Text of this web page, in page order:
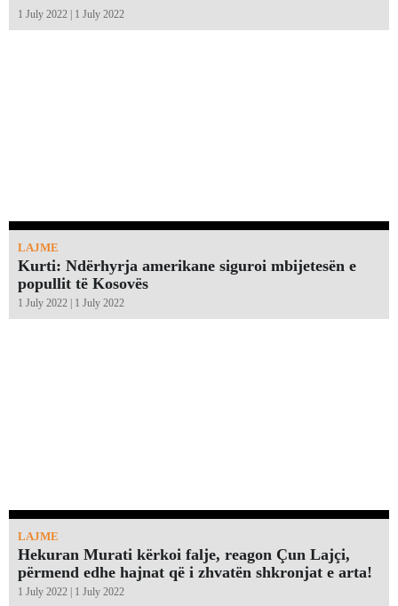
1 July 2022 | 1 July 2022
LAJME
Kurti: Ndërhyrja amerikane siguroi mbijetesën e
popullit të Kosovës
1 July 2022 | 1 July 2022
LAJME
Hekuran Murati kërkoi falje, reagon Çun Lajçi,
përmend edhe hajnat që i zhvatën shkronjat e arta!￼
1 July 2022 | 1 July 2022